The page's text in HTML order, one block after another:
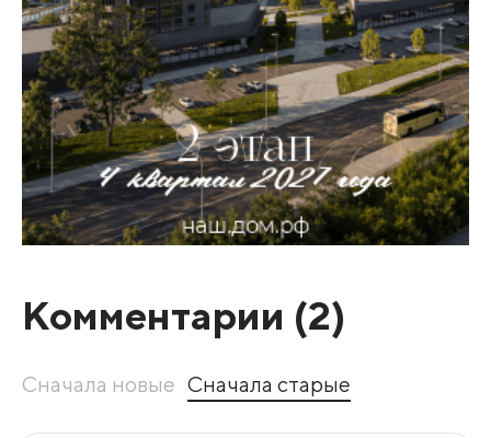
Комментарии (2)
Сначала новые Сначала старые